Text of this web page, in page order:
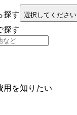
探す 選択してください
探す
用を知りたい